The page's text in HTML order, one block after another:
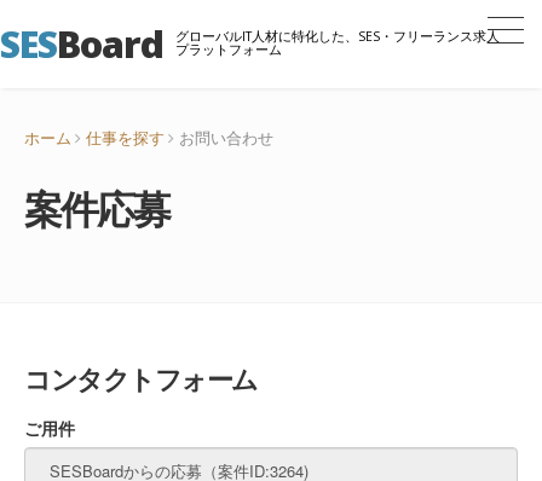
SESBoard グローバルIT人材に特化した、SES・フリーランス求人
プラットフォーム
ホーム 仕事を探す お問い合わせ
案件応募
コンタクトフォーム
ご用件